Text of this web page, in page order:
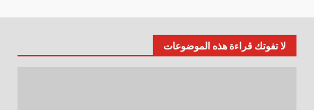
لا تفوتك قراءة هذه الموضوعات